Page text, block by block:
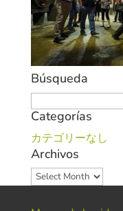
Búsqueda
for:
Categorías
カテゴリーなし
Archivos
Archivos